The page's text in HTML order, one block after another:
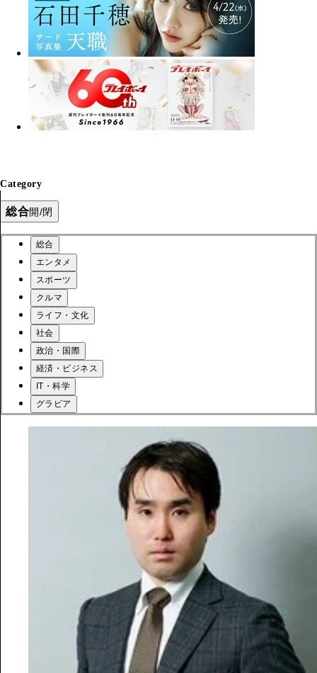
Category
総合開/閉
総合
エンタメ
スポーツ
クルマ
ライフ・文化
社会
政治・国際
経済・ビジネス
IT・科学
グラビア